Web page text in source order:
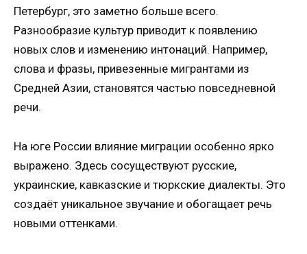
Петербург, это заметно больше всего.
Разнообразие культур приводит к появлению
новых слов и изменению интонаций. Например,
слова и фразы, привезенные мигрантами из
Средней Азии, становятся частью повседневной
речи.
На юге России влияние миграции особенно ярко
выражено. Здесь сосуществуют русские,
украинские, кавказские и тюркские диалекты. Это
создаёт уникальное звучание и обогащает речь
новыми оттенками.